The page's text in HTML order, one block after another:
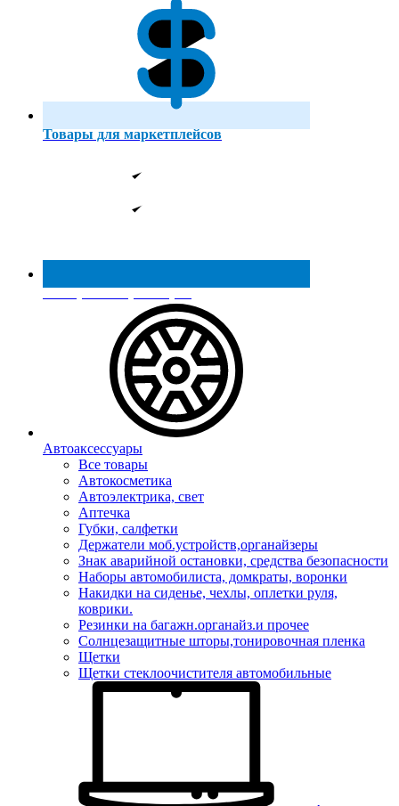
Товары для маркетплейсов
Реестр МинПромТорга
Автоаксессуары
Все товары
Автокосметика
Автоэлектрика, свет
Аптечка
Губки, салфетки
Держатели моб.устройств,органайзеры
Знак аварийной остановки, средства безопасности
Наборы автомобилиста, домкраты, воронки
Накидки на сиденье, чехлы, оплетки руля,
коврики.
Резинки на багажн.органайз.и прочее
Солнцезащитные шторы,тонировочная пленка
Щетки
Щетки стеклоочистителя автомобильные